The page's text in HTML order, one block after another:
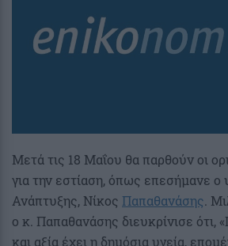
Μετά τις 18 Μαΐου θα παρθούν οι
για την εστίαση, όπως επεσήμανε
Ανάπτυξης, Νίκος Παπαθανάσης.
ο κ. Παπαθανάσης διευκρίνισε ότι,
και αξία έχει η δημόσια υγεία,